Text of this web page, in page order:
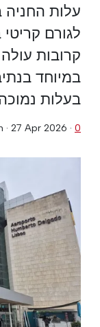
עלות
לגורם
קרובות
במיוחד
בעלות
· 27 Apr 2026 · 0 הערות